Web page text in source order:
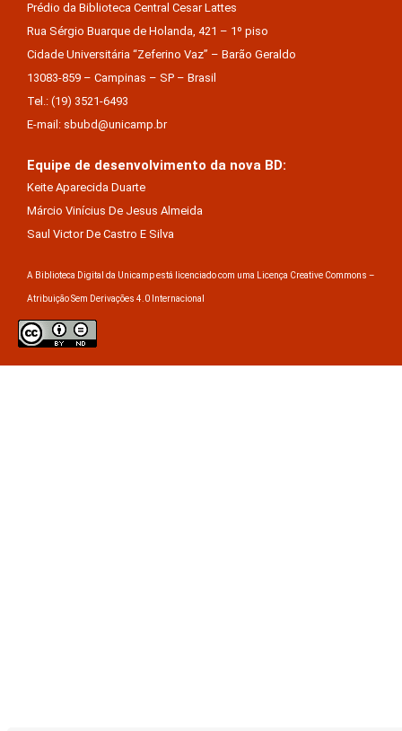
Prédio da Biblioteca Central Cesar Lattes
Rua Sérgio Buarque de Holanda, 421 – 1º piso
Cidade Universitária “Zeferino Vaz” – Barão Geraldo
13083-859 – Campinas – SP – Brasil
Tel.: (19) 3521-6493
E-mail: sbubd@unicamp.br
Equipe de desenvolvimento da nova BD:
Keite Aparecida Duarte
Márcio Vinícius De Jesus Almeida
Saul Victor De Castro E Silva
A Biblioteca Digital da Unicamp está licenciado com uma Licença Creative Commons –
Atribuição Sem Derivações 4.0 Internacional